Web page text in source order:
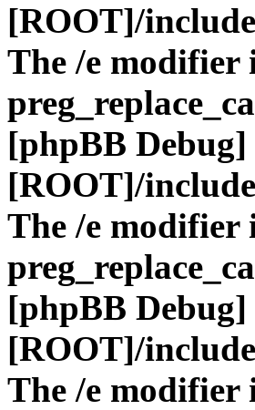
[ROOT]/
The /e modifier
[phpBB
[ROOT]/
The /e modifier
[phpBB
[ROOT]/
The /e modifier